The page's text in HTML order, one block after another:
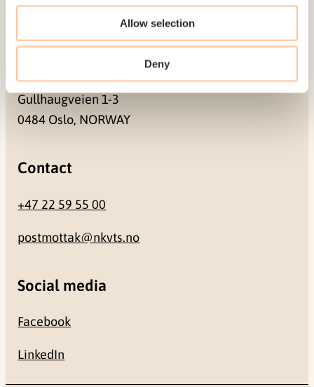
Allow selection
Deny
Gullhaugveien 1-3
0484 Oslo, NORWAY
Contact
+47 22 59 55 00
postmottak@nkvts.no
Social media
Facebook
LinkedIn